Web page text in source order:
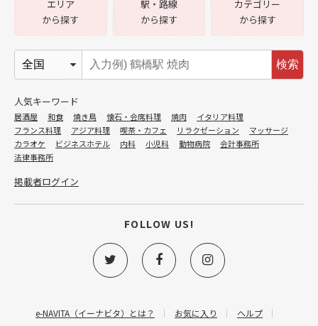
e-NAVITA（イーナビタ）とは？ お気に入り ヘルプ
エリア
から探す
駅・路線
から探す
カテゴリー
から探す
検索
人気キーワード
居酒屋 和食 焼き鳥 懐石・会席料理 焼肉
イタリア料理
フランス料理
アジア料理 喫茶・カフェ リラクゼーション
マッサージ
カラオケ
ビジネスホテル 内科 小児科 動物病院
会計事務所
法律事務所
掲載者ログイン
FOLLOW US!